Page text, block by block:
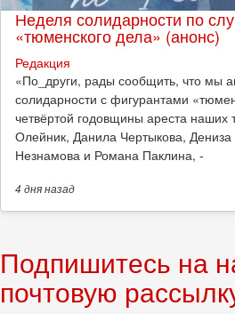
Неделя солидарности по
«тюменского дела» (анонс)
Редакция
​«По_други, рады сообщить, что мы
солидарности с фигурантами
четвёртой годовщины ареста
Олейник, Данила Чертыкова,
Незнамова и Романа Паклина, -
4 дняназад
Подпишитесь на
почтовую